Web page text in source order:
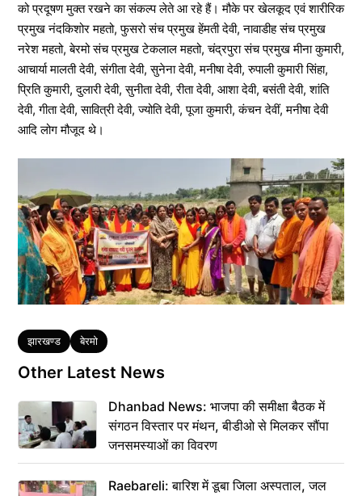
को प्रदूषण मुक्त रखने का संकल्प लेते आ रहे हैं। मौके पर खेलकूद एवं शारीरिक
प्रमुख नंदकिशोर महतो, फुसरो संच प्रमुख हेंमती देवी, नावाडीह संच प्रमुख
नरेश महतो, बेरमो संच प्रमुख टेकलाल महतो, चंद्रपुरा संच प्रमुख मीना कुमारी,
आचार्या मालती देवी, संगीता देवी, सुनेना देवी, मनीषा देवी, रुपाली कुमारी सिंहा,
प्रिति कुमारी, दुलारी देवी, सुनीता देवी, रीता देवी, आशा देवी, बसंती देवी, शांति
देवी, गीता देवी, सावित्री देवी, ज्योति देवी, पूजा कुमारी, कंचन देवीं, मनीषा देवी
आदि लोग मौजूद थे।
Tags
झारखण्ड बेरमो
Other Latest News
Dhanbad News: भाजपा की समीक्षा बैठक में
संगठन विस्तार पर मंथन, बीडीओ से मिलकर सौंपा
जनसमस्याओं का विवरण
Raebareli: बारिश में डूबा जिला अस्पताल, जल